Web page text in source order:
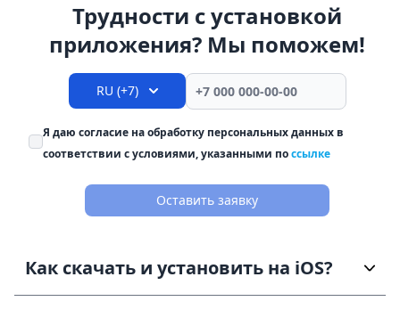
Трудности с установкой
приложения? Мы поможем!
RU (+7)
Я даю согласие на обработку персональных данных в
соответствии с условиями, указанными поссылке
Оставить заявку
Как скачать и установить на iOS?